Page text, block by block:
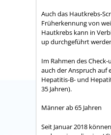
Auch das Hautkrebs-
Früherkennung von
Hautkrebs kann in
up durchgeführt
Im Rahmen desCheck-
auch der Anspruch auf
Hepatitis-B- und
35 Jahren).
Männer ab 65 Jahren
Seit Januar 2018